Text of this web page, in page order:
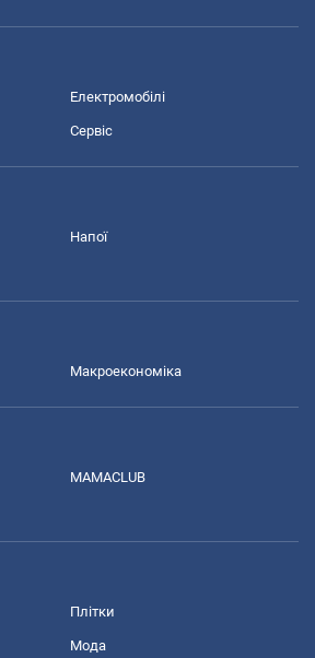
Електромобілі
Сервіс
Напої
Макроекономіка
MAMACLUB
Плітки
Мода